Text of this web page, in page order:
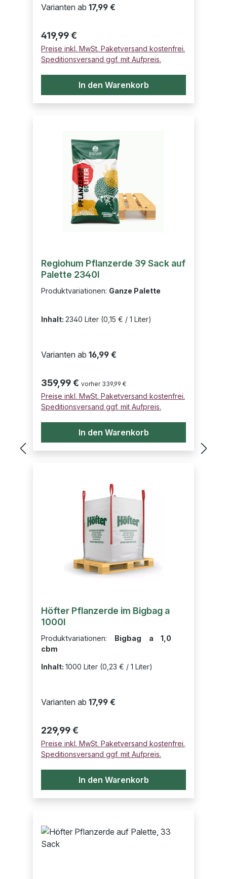
Varianten ab 17,99 €
Regulärer Preis:
419,99 €
Preise inkl. MwSt. Paketversand kostenfrei.
Speditionsversand ggf. mit Aufpreis.
In den Warenkorb
Regiohum Pflanzerde 39 Sack auf
Palette 2340l
Produktvariationen: Ganze Palette
Inhalt: 2340 Liter (0,15 € / 1 Liter)
Varianten ab 16,99 €
Regulärer Preis:
359,99 € vorher 339,99 €
Preise inkl. MwSt. Paketversand kostenfrei.
Speditionsversand ggf. mit Aufpreis.
In den Warenkorb
Höfter Pflanzerde im Bigbag a
1000l
Produktvariationen: Bigbag a 1,0
cbm
Inhalt: 1000 Liter (0,23 € / 1 Liter)
Varianten ab 17,99 €
Regulärer Preis:
229,99 €
Preise inkl. MwSt. Paketversand kostenfrei.
Speditionsversand ggf. mit Aufpreis.
In den Warenkorb